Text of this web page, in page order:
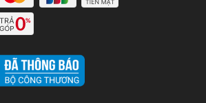
nhanh chóng và duy trì liên tục mà không